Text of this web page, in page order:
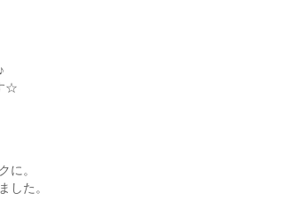
☆
に。
した。